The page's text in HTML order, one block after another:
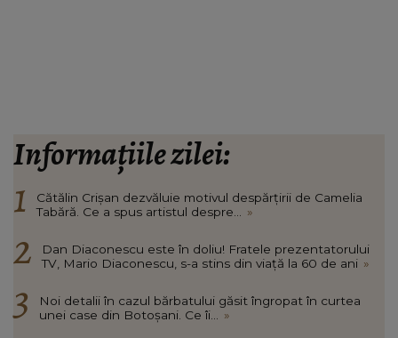
Informațiile zilei:
Cătălin Crișan dezvăluie motivul despărțirii de Camelia
Tabără. Ce a spus artistul despre...
»
Dan Diaconescu este în doliu! Fratele prezentatorului
TV, Mario Diaconescu, s-a stins din viață la 60 de ani »
Noi detalii în cazul bărbatului găsit îngropat în curtea
unei case din Botoșani. Ce îi...
»